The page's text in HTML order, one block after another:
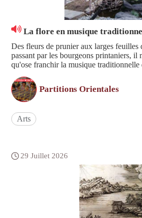
La flore en musique
Des fleurs de prunier aux larges feuilles
passant par les bourgeons printaniers, il
qu'ose franchir la musique
airs célèbres pour instruments à cordes ...
Partitions Orientales
Arts
29 Juillet 2026